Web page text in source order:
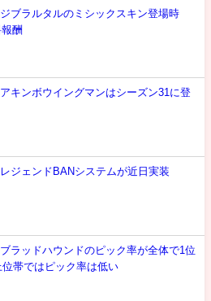
ジブラルタルのミシックスキン登場時
酬
アキンボウイングマンはシーズン31に登
レジェンドBANシステムが近日実装
ブラッドハウンドのピック率が全体で1位
位帯ではピック率は低い